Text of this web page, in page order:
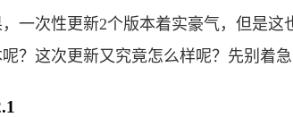
一次性更新2个版本着实豪气，但是
？这次更新又究竟怎么样呢？先别着急